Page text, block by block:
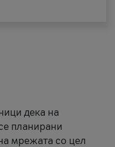
дека на
планирани
мрежата со цел